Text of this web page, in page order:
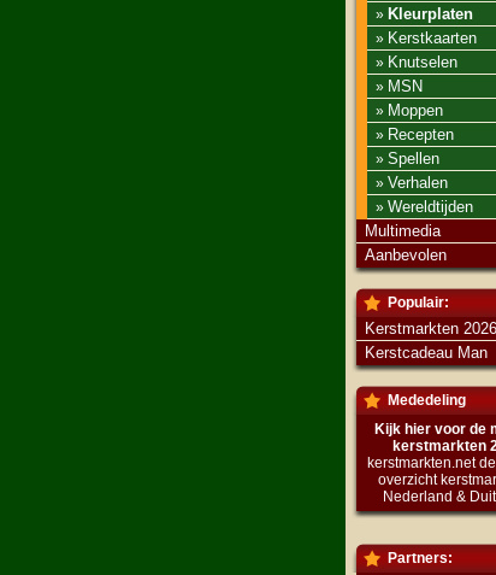
» Kleurplaten
» Kerstkaarten
» Knutselen
» MSN
» Moppen
» Recepten
» Spellen
» Verhalen
» Wereldtijden
Multimedia
Aanbevolen
Populair:
Kerstmarkten 2026
Kerstcadeau Man
Mededeling
Kijk hier voor de
kerstmarkten
kerstmarkten.net
overzicht
Nederland &
Partners: